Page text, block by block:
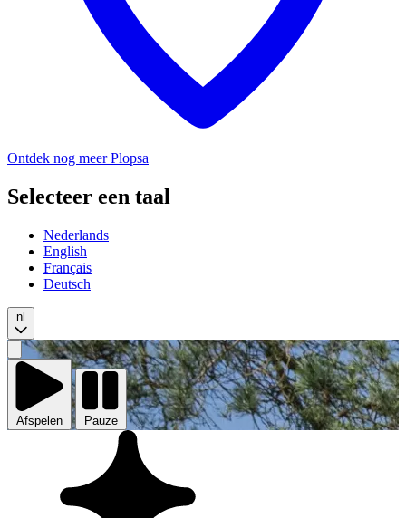
Ontdek nog meer Plopsa
Selecteer een taal
Nederlands
English
Français
Deutsch
nl
Video
afspelen
Afspelen Pauze